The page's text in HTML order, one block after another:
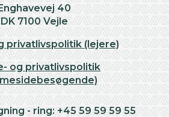
40
DK 7100 Vejle
privatlivspolitik (lejere)
og privatlivspolitik
- ring: +45 59 59 59 55